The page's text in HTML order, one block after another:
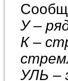
У –
К –
УЛЬ –